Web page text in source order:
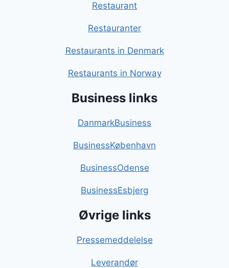
Restaurant
Restauranter
Restaurants in Denmark
Restaurants in Norway
Business links
DanmarkBusiness
BusinessKøbenhavn
BusinessOdense
BusinessEsbjerg
Øvrige links
Pressemeddelelse
Leverandør